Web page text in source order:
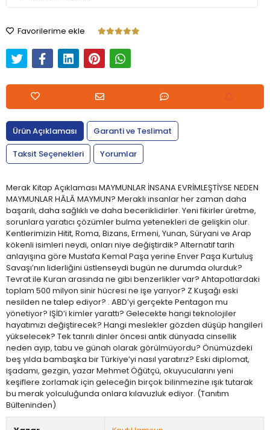
Favorilerime ekle
Ürün Açıklaması
Garanti ve Teslimat
Taksit Seçenekleri
Yorumlar
Merak Kitap Açıklaması MAYMUNLAR İNSANA EVRİMLEŞTİYSE NEDEN
MAYMUNLAR HÂLÂ MAYMUN? Meraklı insanlar her zaman daha
başarılı, daha sağlıklı ve daha beceriklidirler. Yeni fikirler üretme,
sorunlara yaratıcı çözümler bulma yetenekleri de gelişkin olur.
Kentlerimizin Hitit, Roma, Bizans, Ermeni, Yunan, Süryani ve Arap
kökenli isimleri neydi, onları niye değiştirdik? Alternatif tarih
anlayışına göre Mustafa Kemal Paşa yerine Enver Paşa Kurtuluş
Savaşı’nın liderliğini üstlenseydi bugün ne durumda olurduk?
Tevrat ile Kuran arasında ne gibi benzerlikler var? Ahtapotlardaki
toplam 500 milyon sinir hücresi ne işe yarıyor? Z Kuşağı eski
nesilden ne talep ediyor? . ABD’yi gerçekte Pentagon mu
yönetiyor? IŞİD’i kimler yarattı? Gelecekte hangi teknolojiler
hayatımızı değiştirecek? Hangi meslekler gözden düşüp hangileri
yükselecek? Tek tanrılı dinler öncesi antik dünyada cinsellik
neden ayıp, tabu ve günah olarak görülmüyordu? Önümüzdeki
beş yılda bambaşka bir Türkiye’yi nasıl yaratırız? Eski diplomat,
işadamı, gezgin, yazar Mehmet Öğütçü, okuyucularını yeni
keşiflere zorlamak için geleceğin birçok bilinmezine ışık tutarak
bu merak yolculuğunda onlara kılavuzluk ediyor. (Tanıtım
Bülteninden)